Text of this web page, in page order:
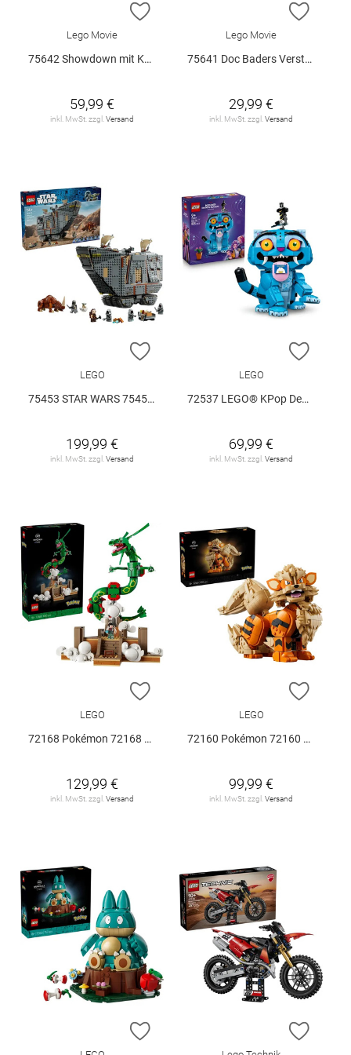
ZUR WUNSCHLISTE HINZUFÜGEN
Lego Movie
75642 Showdown mit Kapitän Smoker V29
59,99 €
inkl. MwSt. zzgl.Versand
ZUR
Lego Movie
75641 Doc Baders Versteck V29
29,99 €
inkl. MwSt. zzgl.Versand
ZUR WUNSCHLISTE HINZUFÜGEN
LEGO
75453 STAR WARS 75453 V29
199,99 €
inkl. MwSt. zzgl.Versand
ZUR
LEGO
72537 LEGO® KPop Demon Hunters 72537 V29
69,99 €
inkl. MwSt. zzgl.Versand
ZUR WUNSCHLISTE HINZUFÜGEN
LEGO
72168 Pokémon 72168 V29
129,99 €
inkl. MwSt. zzgl. Versand
ZUR
LEGO
72160 Pokémon 72160 V29
99,99 €
inkl. MwSt. zzgl. Versand
ZUR WUNSCHLISTE HINZUFÜGEN
ZUR